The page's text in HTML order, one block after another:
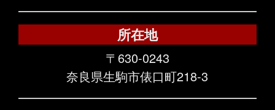
所在地
〒630-0243
奈良県生駒市俵口町218-3